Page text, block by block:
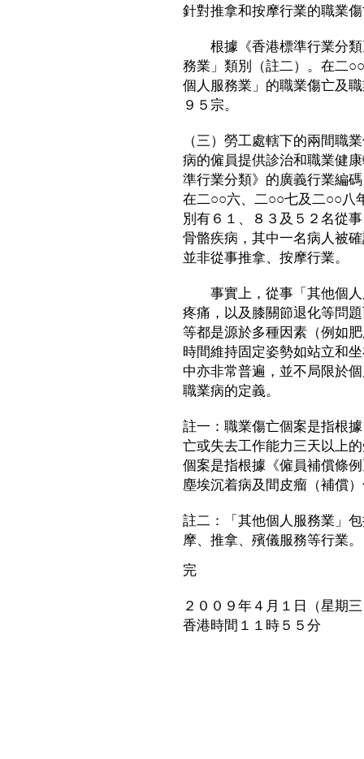
針對推拿和按摩行業的職業
根據《香港標準行業分類
務業」類別（註二）。在二
個人服務業」的職業傷亡及
９５宗。
（三）勞工處轄下的兩間職
病的僱員提供診治和職業健
準行業分類》的廣義行業編
在二○○六、二○○七及二○○八
別有６１、８３及５２名從
骨骼疾病，其中一名病人被
並非從事推拿、按摩行業。
事實上，從事「其他個人
疼痛，以及膝關節退化等問
等都是源於多種因素（例如
時間維持固定姿勢如站立和
中亦非常普遍，並不局限於
職業病的定義。
註一：職業傷亡個案是指根
亡或失去工作能力三天以上
個案是指根據《僱員補償條
塵埃沉着病及間皮瘤（補償
註二：「其他個人服務業」
摩、推拿、殯儀服務等行業。
完
２００９年４月１日（星期
香港時間１１時５５分